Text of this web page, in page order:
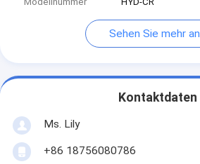
Sehen Sie mehr an
Kontaktdaten
Ms. Lily
+86 18756080786